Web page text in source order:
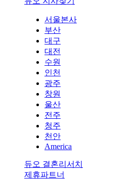
서울본사
부산
대구
대전
수원
인천
광주
창원
울산
전주
청주
천안
America
듀오 결혼리서치
제휴파트너